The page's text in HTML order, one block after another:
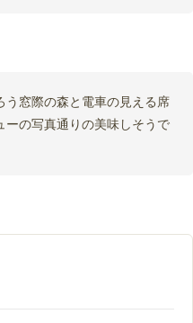
窓際の森と電車の見える席
の写真通りの美味しそうで